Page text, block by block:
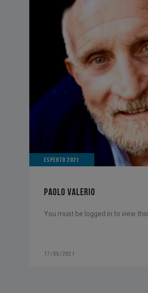
ESPERTO 2021
PAOLO VALERIO
You must be logged in to view
17/09/2021